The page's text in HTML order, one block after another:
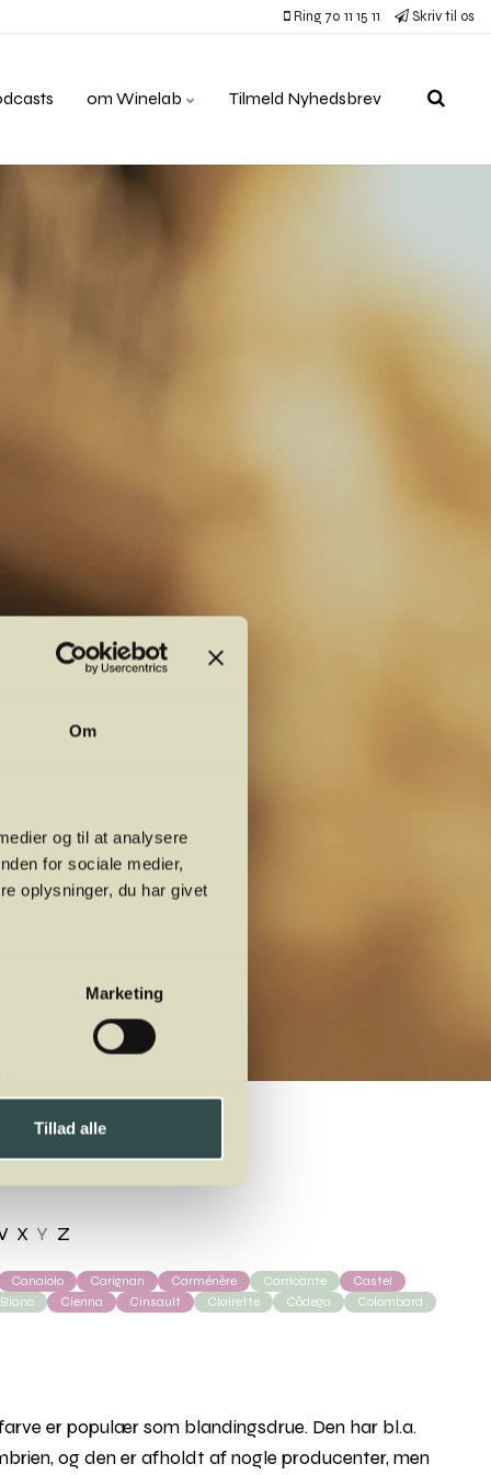
Om
og til at analysere
for sociale medier,
oplysninger, du har givet
Marketing
Tillad alle
Ring 70 11 15 11 Skriv til os
om Winelab Tilmeld Nyhedsbrev
X Y Z
Canaiolo Carignan Carménère Carricante
Castel
Cienna Cinsault Clairette Côdega
Colombard
er populær som blandingsdrue. Den har bl.a.
og den er afholdt af nogle producenter, men